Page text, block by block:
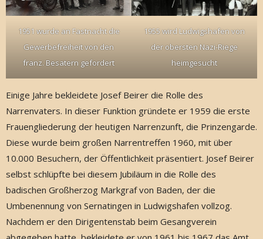
1951 wurde an Fastnacht die
Gewerbefreiheit von den
franz. Besatern gefordert
1955 wird Ludwigshafen von
der obersten Nazi-Riege
heimgesucht
Einige Jahre bekleidete Josef Beirer die Rolle des
Narrenvaters. In dieser Funktion gründete er 1959 die erste
Frauengliederung der heutigen Narrenzunft, die Prinzengarde.
Diese wurde beim großen Narrentreffen 1960, mit über
10.000 Besuchern, der Öffentlichkeit präsentiert. Josef Beirer
selbst schlüpfte bei diesem Jubiläum in die Rolle des
badischen Großherzog Markgraf von Baden, der die
Umbenennung von Sernatingen in Ludwigshafen vollzog.
Nachdem er den Dirigentenstab beim Gesangverein